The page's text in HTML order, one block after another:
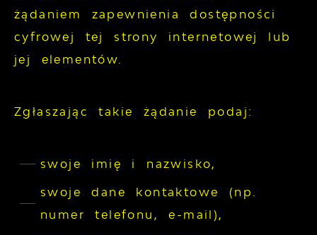
żądaniem zapewnienia dostępności
cyfrowej tej strony internetowej lub
jej elementów.
Zgłaszając takie żądanie podaj:
swoje imię i nazwisko,
swoje dane kontaktowe (np.
numer telefonu, e-mail),